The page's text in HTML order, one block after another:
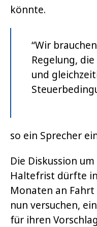
könnte.
“Wir
Regelung,
und
so ein Sprecher
Die Diskussion
Haltefrist dürfte
Monaten an Fahrt
nun versuchen,
für ihren